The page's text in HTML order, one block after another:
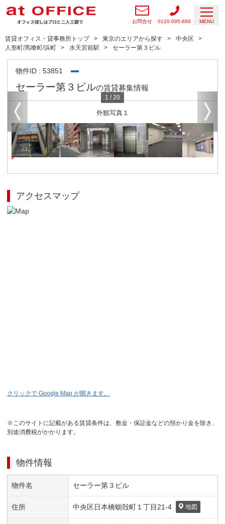
お問合せ 0120-095-889 MENU
賃貸オフィス・貸事務所トップ 東京のエリアから探す
中央区
人形町/馬喰町/浜町
水天宮前駅 セーラー第３ビル
物件ID : 53851
セーラー第３ビルの賃貸募集情報
外観写真１
1 /20
アクセスマップ
クリックで Google Map が開きます。
※このサイトに記載がある賃貸条件は、敷金・保証金などの預かり金を除き、
別途消費税がかかります。
物件情報
物件名 セーラー第３ビル
住所 中央区日本橋蛎殻町１丁目 21-4 地図